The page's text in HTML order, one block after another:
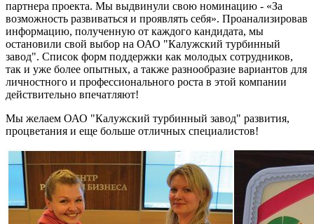
партнера проекта. Мы выдвинули свою номинацию - «За
возможность развиваться и проявлять себя». Проанализировав
информацию, полученную от каждого кандидата, мы
остановили свой выбор на ОАО "Калужский турбинный
завод". Список форм поддержки как молодых сотрудников,
так и уже более опытных, а также разнообразие вариантов для
личностного и профессионального роста в этой компании
действительно впечатляют!
Мы желаем ОАО "Калужский турбинный завод" развития,
процветания и еще больше отличных специалистов!